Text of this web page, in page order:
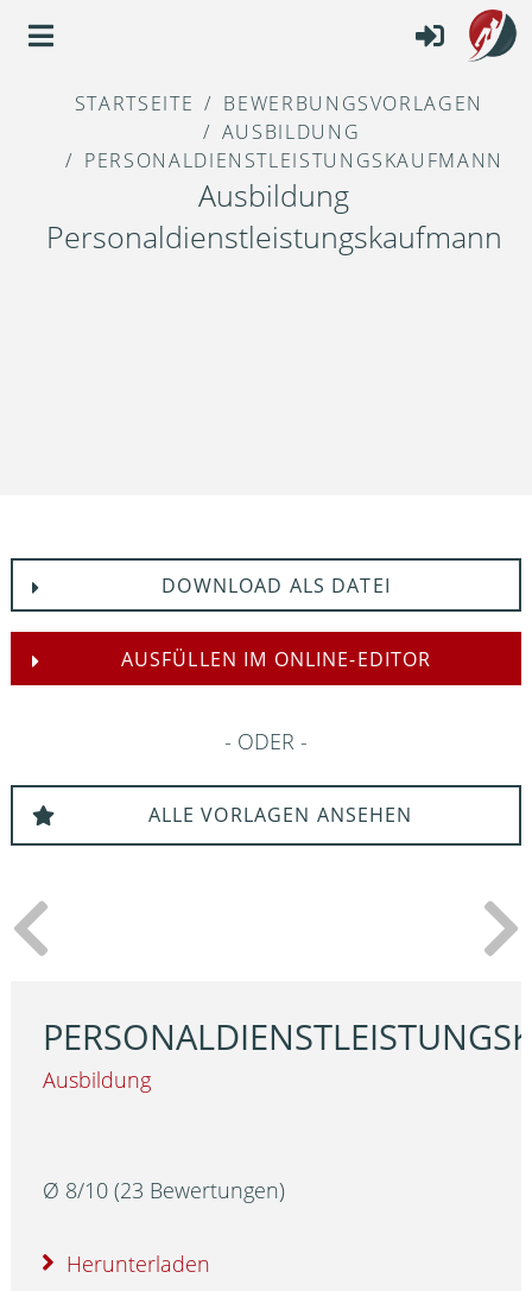
STARTSEITE
BEWERBUNGSVORLAGEN
AUSBILDUNG
PERSONALDIENSTLEISTUNGSKAUFMANN
Ausbildung
Personaldienstleistungskaufmann
DOWNLOAD ALS DATEI
AUSFÜLLEN IM ONLINE-EDITOR
ODER
ALLE VORLAGEN ANSEHEN
Ausbildung
Ø 8/10 (23 Bewertungen)
Herunterladen